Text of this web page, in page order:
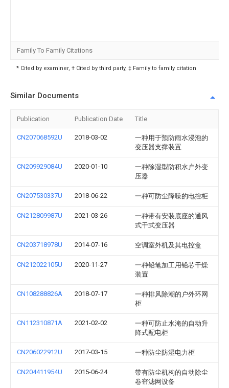
Family To Family Citations
* Cited by examiner, † Cited by third party, ‡ Family to family citation
Similar Documents
Publication Publication Date Title
CN207068592U 2018-03-02
一种用于预防雨水浸泡的
变压器支撑装置
CN209929084U 2020-01-10
一种除湿型防积水户外变
压器
CN207530337U 2018-06-22 一种可防尘降噪的电控柜
CN212809987U 2021-03-26
一种带有安装底座的通风
式干式变压器
CN203718978U 2014-07-16 空调室外机及其电控盒
CN212022105U 2020-11-27
一种铅笔加工用铅芯干燥
装置
CN108288826A 2018-07-17
一种排风除潮的户外环网
柜
CN112310871A 2021-02-02
一种可防止水淹的自动升
降式配电柜
CN206022912U 2017-03-15 一种防尘防湿电力柜
CN204411954U 2015-06-24
带有防尘机构的自动除尘
卷帘滤网设备